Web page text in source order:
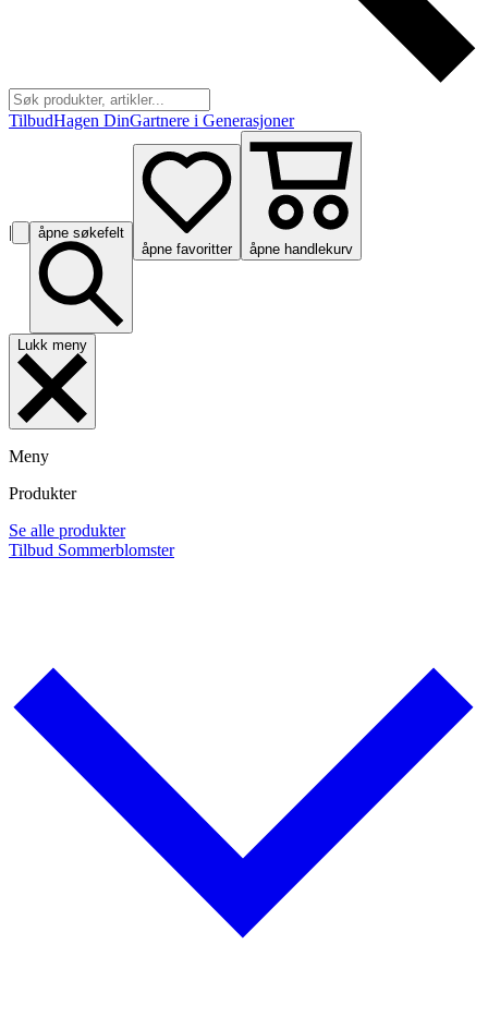
TilbudHagen DinGartnere i Generasjoner
|
åpne søkefelt
åpne favoritter
åpne handlekurv
Lukk meny
Meny
Produkter
Se alle produkter
Tilbud Sommerblomster